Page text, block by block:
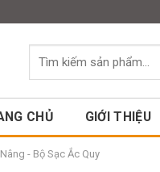
Tìm
CHỦ GIỚI THIỆU
- Bộ Sạc Ắc Quy